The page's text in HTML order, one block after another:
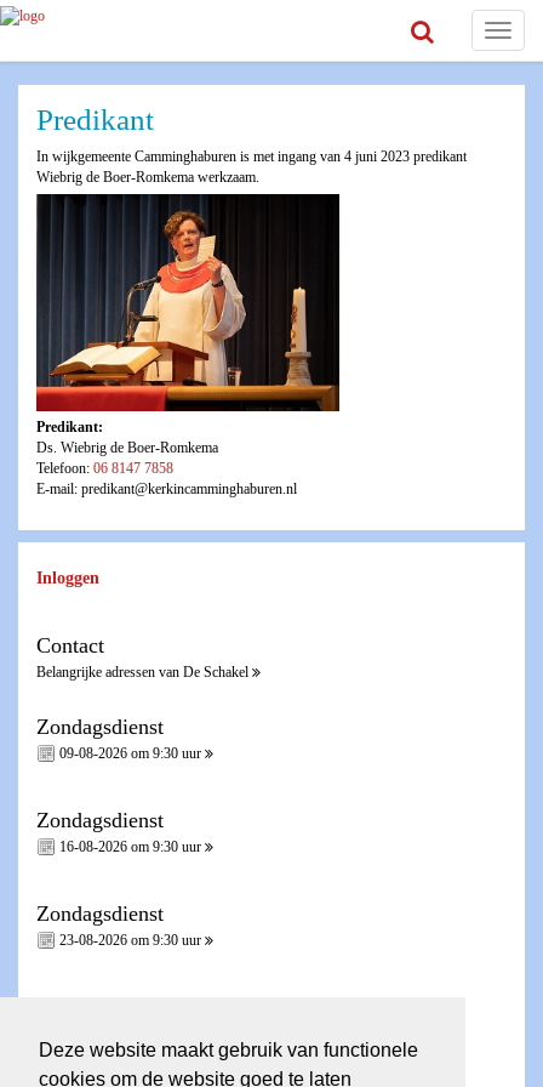
Deze website maakt gebruik van functionele
cookies om de website goed te laten
Toggle
Predikant
In wijkgemeente Camminghaburen is met ingang van 4 juni 2023 predikant
Wiebrig de Boer-Romkema werkzaam.
Predikant:
Ds. Wiebrig de Boer-Romkema
Telefoon: 06 8147 7858
E-mail: predikant@kerkincamminghaburen.nl
Inloggen
Contact
Belangrijke adressen van De Schakel
Zondagsdienst
09-08-2026 om 9:30 uur
Zondagsdienst
16-08-2026 om 9:30 uur
Zondagsdienst
23-08-2026 om 9:30 uur